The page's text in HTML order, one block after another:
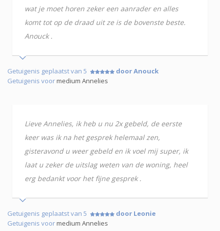
wat je moet horen zeker een aanrader en alles
komt tot op de draad uit ze is de bovenste beste.
Anouck .
Getuigenis geplaatst van 5
door Anouck
Getuigenis voormedium Annelies
Lieve Annelies, ik heb u nu 2x gebeld, de eerste
keer was ik na het gesprek helemaal zen,
gisteravond u weer gebeld en ik voel mij super, ik
laat u zeker de uitslag weten van de woning, heel
erg bedankt voor het fijne gesprek .
Getuigenis geplaatst van 5
door Leonie
Getuigenis voormedium Annelies